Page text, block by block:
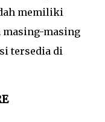
memiliki
masing-masing
tersedia di